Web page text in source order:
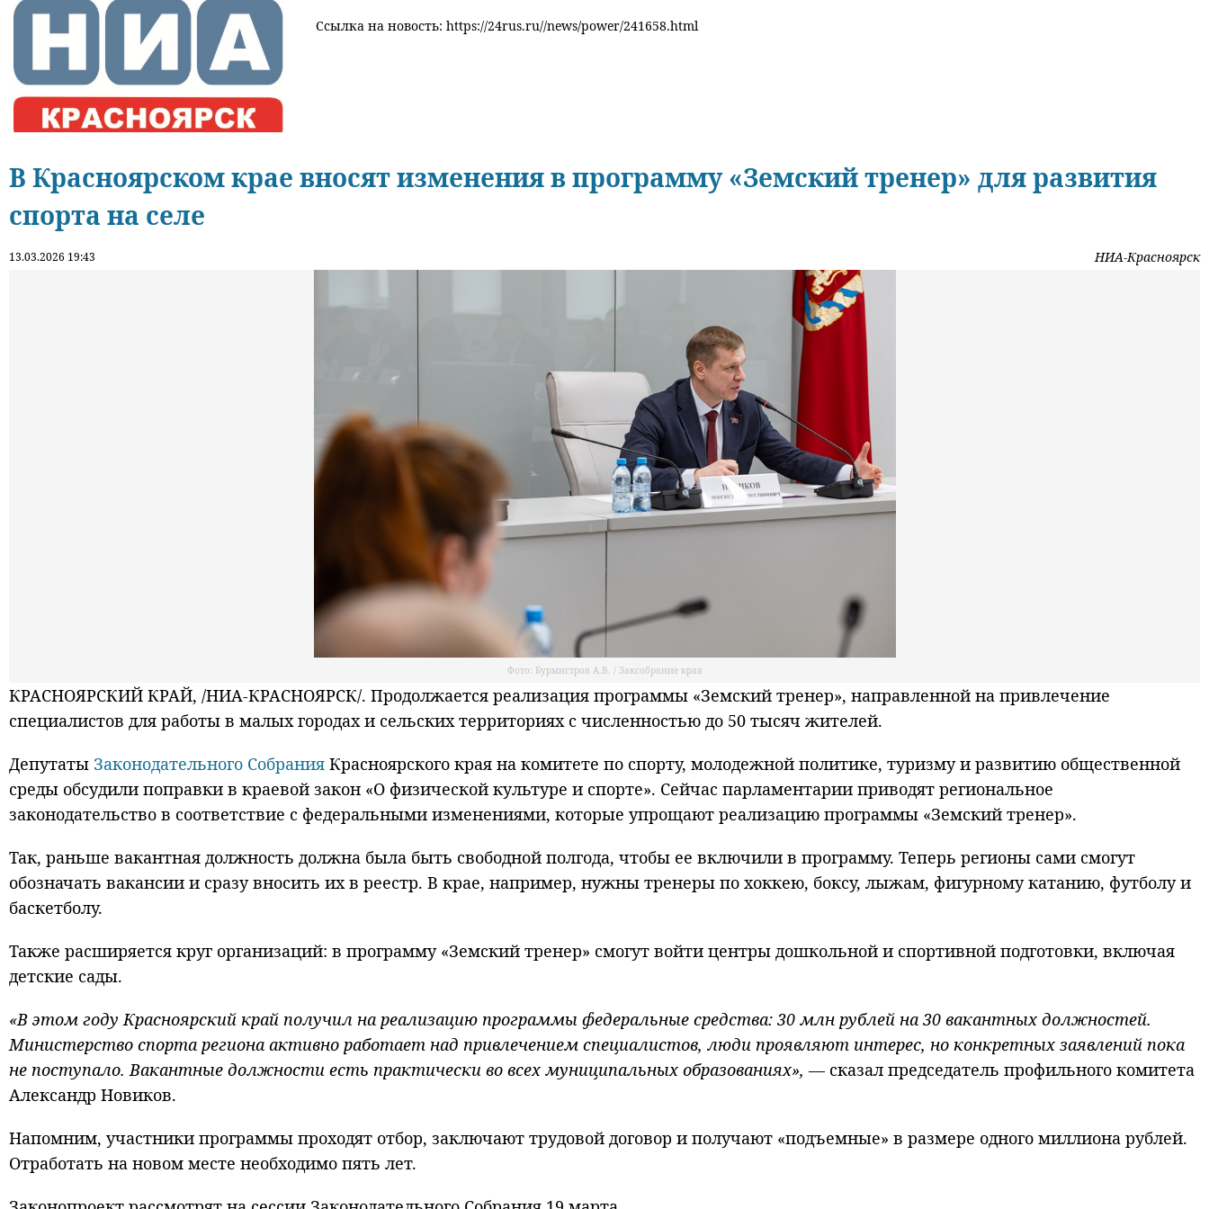
Ссылка на новость: https://24rus.ru//news/power/241658.html
В Красноярском крае вносят изменения в программу «Земский тренер» для развития
спорта на селе
13.03.2026 19:43 НИА-Красноярск
Фото: Бурмистров А.В. / Заксобрание края
КРАСНОЯРСКИЙ КРАЙ, /НИА-КРАСНОЯРСК/. Продолжается реализация программы «Земский тренер», направленной на привлечение
специалистов для работы в малых городах и сельских территориях с численностью до 50 тысяч жителей.
Депутаты Законодательного Собрания Красноярского края на комитете по спорту, молодежной политике, туризму и развитию общественной
среды обсудили поправки в краевой закон «О физической культуре и спорте». Сейчас парламентарии приводят региональное
законодательство в соответствие с федеральными изменениями, которые упрощают реализацию программы «Земский тренер».
Так, раньше вакантная должность должна была быть свободной полгода, чтобы ее включили в программу. Теперь регионы сами смогут
обозначать вакансии и сразу вносить их в реестр. В крае, например, нужны тренеры по хоккею, боксу, лыжам, фигурному катанию, футболу и
баскетболу.
Также расширяется круг организаций: в программу «Земский тренер» смогут войти центры дошкольной и спортивной подготовки, включая
детские сады.
«В этом году Красноярский край получил на реализацию программы федеральные средства: 30 млн рублей на 30 вакантных должностей.
Министерство спорта региона активно работает над привлечением специалистов, люди проявляют интерес, но конкретных заявлений пока
не поступало. Вакантные должности есть практически во всех муниципальных образованиях», — сказал председатель профильного комитета
Александр Новиков.
Напомним, участники программы проходят отбор, заключают трудовой договор и получают «подъемные» в размере одного миллиона рублей.
Отработать на новом месте необходимо пять лет.